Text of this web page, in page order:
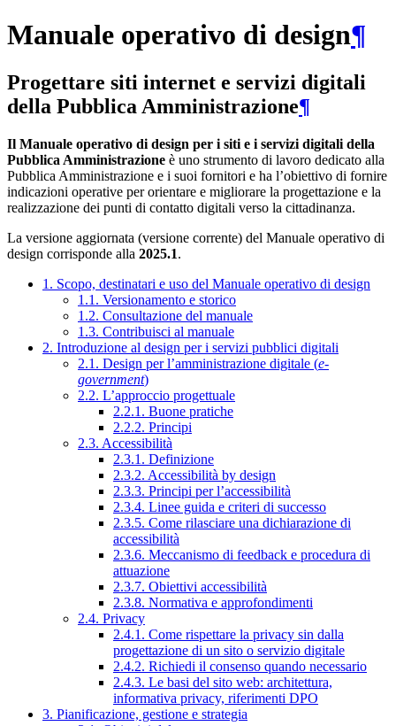
Manuale operativo di design¶
Progettare siti internet e servizi digitali
della Pubblica Amministrazione¶
Il Manuale operativo di design per i siti e i servizi digitali della
Pubblica Amministrazione è uno strumento di lavoro dedicato alla
Pubblica Amministrazione e i suoi fornitori e ha l’obiettivo di fornire
indicazioni operative per orientare e migliorare la progettazione e la
realizzazione dei punti di contatto digitali verso la cittadinanza.
La versione aggiornata (versione corrente) del Manuale operativo di
design corrisponde alla 2025.1.
1. Scopo, destinatari e uso del Manuale operativo di design
1.1. Versionamento e storico
1.2. Consultazione del manuale
1.3. Contribuisci al manuale
2. Introduzione al design per i servizi pubblici digitali
2.1. Design per l’amministrazione digitale (e-
government)
2.2. L’approccio progettuale
2.2.1. Buone pratiche
2.2.2. Principi
2.3. Accessibilità
2.3.1. Definizione
2.3.2. Accessibilità by design
2.3.3. Principi per l’accessibilità
2.3.4. Linee guida e criteri di successo
2.3.5. Come rilasciare una dichiarazione di
accessibilità
2.3.6. Meccanismo di feedback e procedura di
attuazione
2.3.7. Obiettivi accessibilità
2.3.8. Normativa e approfondimenti
2.4. Privacy
2.4.1. Come rispettare la privacy sin dalla
progettazione di un sito o servizio digitale
2.4.2. Richiedi il consenso quando necessario
2.4.3. Le basi del sito web: architettura,
informativa privacy, riferimenti DPO
3. Pianificazione, gestione e strategia